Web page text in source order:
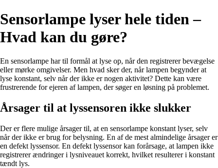
Sensorlampe lyser hele tiden –
Hvad kan du gøre?
En sensorlampe har til formål at lyse op, når den registrerer bevægelse
eller mørke omgivelser. Men hvad sker der, når lampen begynder at
lyse konstant, selv når der ikke er nogen aktivitet? Dette kan være
frustrerende for ejeren af lampen, der søger en løsning på problemet.
Årsager til at lyssensoren ikke slukker
Der er flere mulige årsager til, at en sensorlampe konstant lyser, selv
når der ikke er brug for belysning. En af de mest almindelige årsager er
en defekt lyssensor. En defekt lyssensor kan forårsage, at lampen ikke
registrerer ændringer i lysniveauet korrekt, hvilket resulterer i konstant
tændt lys.